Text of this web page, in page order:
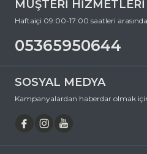
MÜŞTERİ HİZMETLERİ
Haftaiçi 09:00-17:00 saatleri
05365950644
SOSYAL MEDYA
Kampanyalardan haberdar olmak